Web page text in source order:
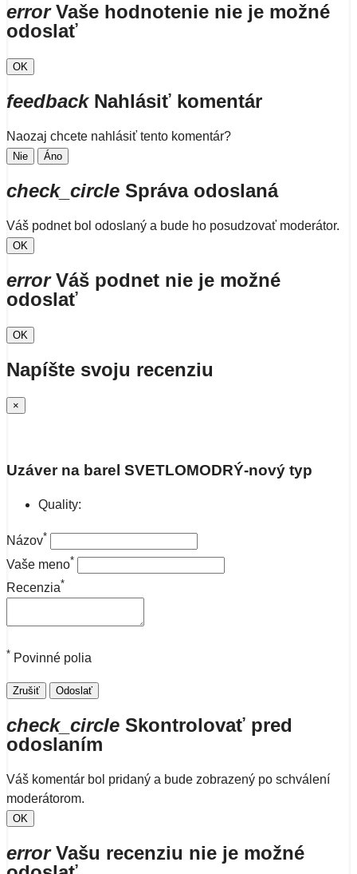
errorVaše hodnotenie nie je možné
odoslať
OK
feedbackNahlásiť komentár
Naozaj chcete nahlásiť tento komentár?
Nie Áno
check_circle Správa odoslaná
Váš podnet bol odoslaný a bude ho posudzovať moderátor.
OK
errorVáš podnet nie je možné
odoslať
OK
Napíšte svoju recenziu
×
Uzáver na barel SVETLOMODRÝ-nový typ
Quality:
Názov*
Vaše meno*
Recenzia*
* Povinné polia
Zrušiť Odoslať
check_circle Skontrolovať pred
odoslaním
Váš komentár bol pridaný a bude zobrazený po schválení
moderátorom.
OK
errorVašu recenziu nie je možné